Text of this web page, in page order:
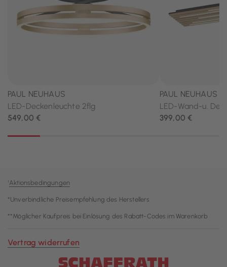
¹Aktionsbedingungen
*Unverbindliche Preisempfehlung des Herstellers
**Möglicher Kaufpreis bei Einlösung des Rabatt-Codes im Warenkorb
Vertrag widerrufen